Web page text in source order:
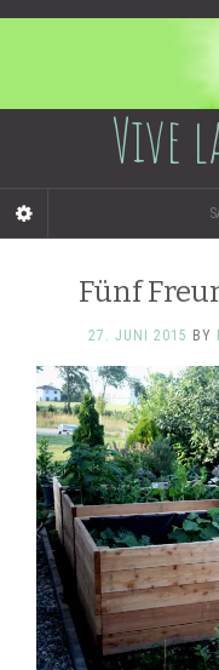
Vive
Fünf
27. JUNI 2015 BY